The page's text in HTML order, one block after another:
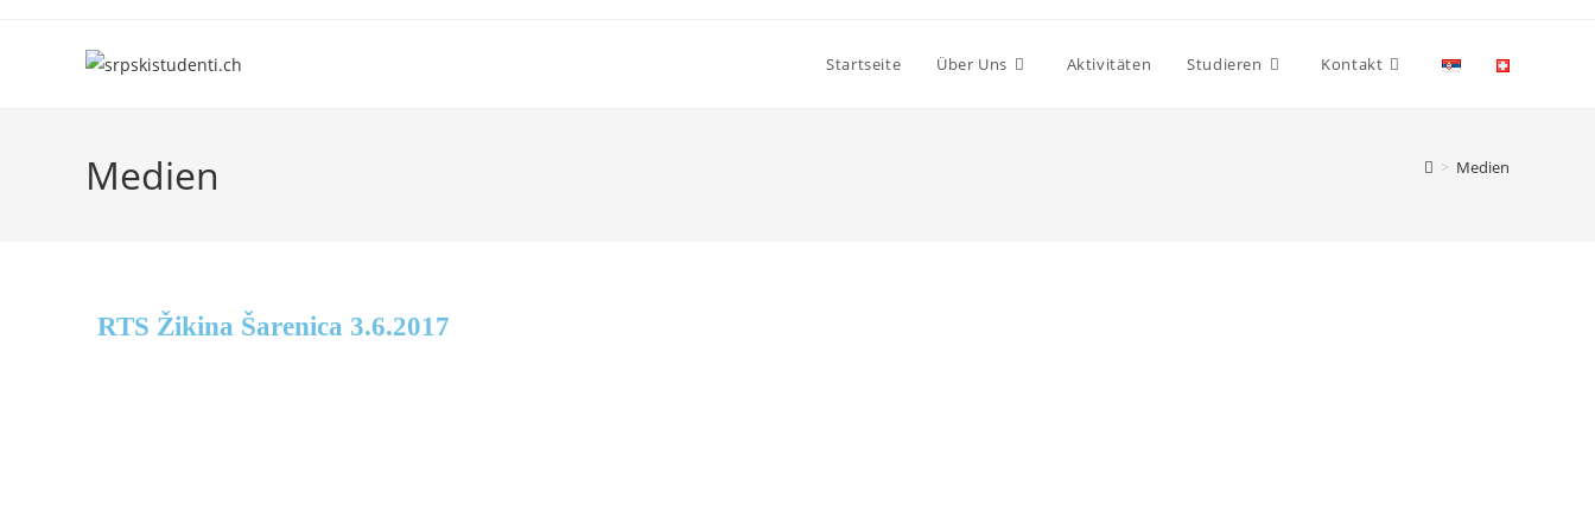
Startseite Über Uns Aktivitäten Studieren Kontakt
Medien > Medien
RTS Žikina Šarenica 3.6.2017